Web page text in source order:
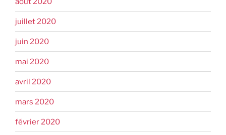
juillet 2020
juin 2020
mai 2020
avril 2020
mars 2020
février 2020